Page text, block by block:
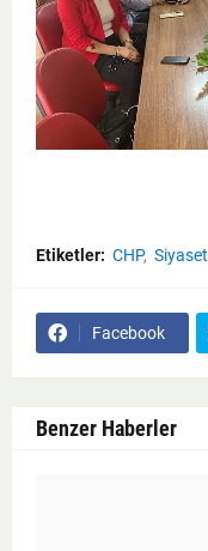
Etiketler: CHP Siyaset
Facebook
Benzer Haberler